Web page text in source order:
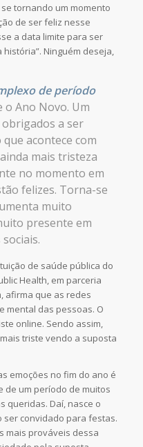
tornando um momento
de ser feliz nesse
a data limite para ser
Ninguém deseja,
de período
Ano Novo. Um
a ser
acontece com
mais tristeza
no momento em
felizes. Torna-se
muito
presente em
de saúde pública do
Health, em parceria
afirma que as redes
mental das pessoas. O
online. Sendo assim,
triste vendo a suposta
emoções no fim do ano é
de um período de muitos
queridas. Daí, nasce o
ser convidado para festas.
mais prováveis dessa